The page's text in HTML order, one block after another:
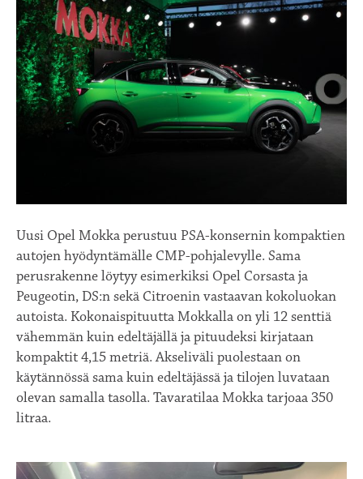
Uusi Opel Mokka perustuu PSA-konsernin kompaktien
autojen hyödyntämälle CMP-pohjalevylle. Sama
perusrakenne löytyy esimerkiksi Opel Corsasta ja
Peugeotin, DS:n sekä Citroenin vastaavan kokoluokan
autoista. Kokonaispituutta Mokkalla on yli 12 senttiä
vähemmän kuin edeltäjällä ja pituudeksi kirjataan
kompaktit 4,15 metriä. Akseliväli puolestaan on
käytännössä sama kuin edeltäjässä ja tilojen luvataan
olevan samalla tasolla. Tavaratilaa Mokka tarjoaa 350
litraa.